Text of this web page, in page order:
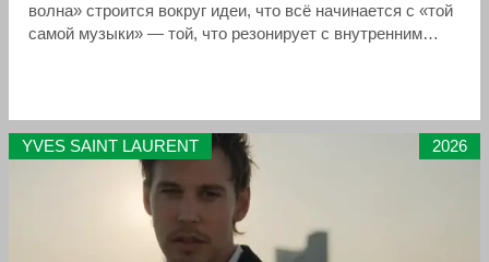
волна» строится вокруг идеи, что всё начинается с «той
самой музыки» — той, что резонирует с внутренним
YVES SAINT LAURENT 2026